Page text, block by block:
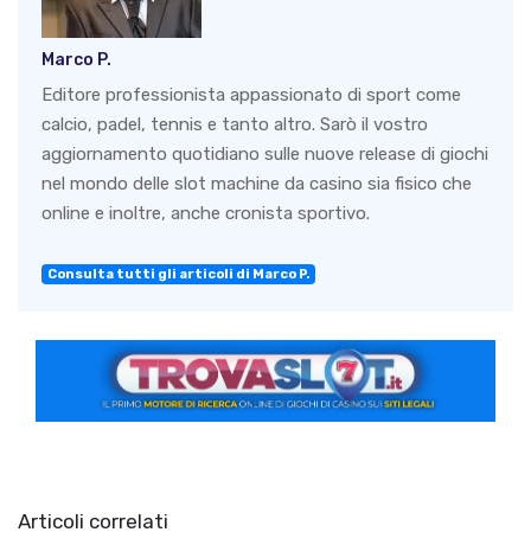
Marco P.
Editore professionista appassionato di sport come
calcio, padel, tennis e tanto altro. Sarò il vostro
aggiornamento quotidiano sulle nuove release di giochi
nel mondo delle slot machine da casino sia fisico che
online e inoltre, anche cronista sportivo.
Consulta tutti gli articoli di Marco P.
Articoli correlati